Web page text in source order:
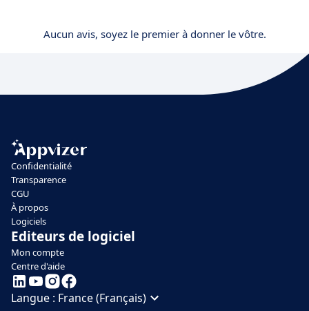
Aucun avis, soyez le premier à donner le vôtre.
Confidentialité
Transparence
CGU
À propos
Logiciels
Editeurs de logiciel
Mon compte
Centre d'aide
Langue : France (Français)